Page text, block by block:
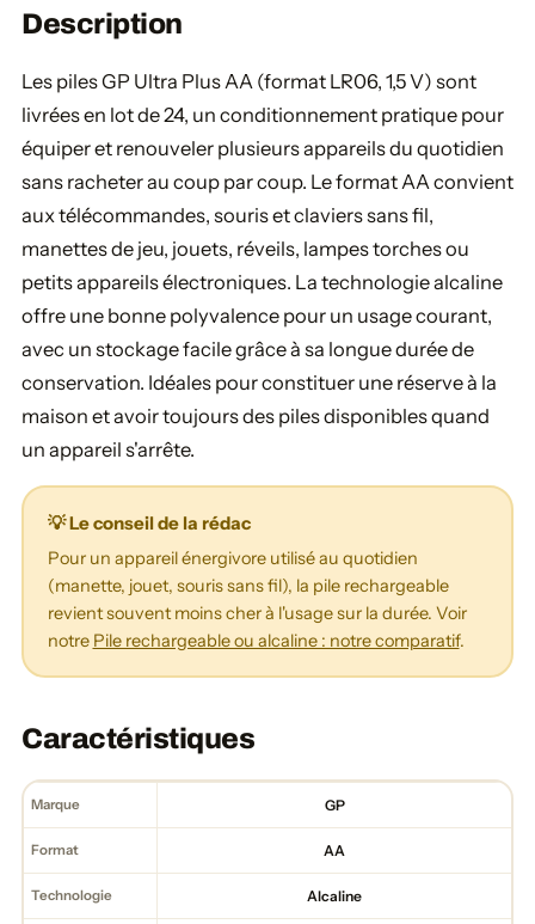
Description
Les piles GP Ultra Plus AA (format LR06, 1,5 V) sont
livrées en lot de 24, un conditionnement pratique pour
équiper et renouveler plusieurs appareils du quotidien
sans racheter au coup par coup. Le format AA convient
aux télécommandes, souris et claviers sans fil,
manettes de jeu, jouets, réveils, lampes torches ou
petits appareils électroniques. La technologie alcaline
offre une bonne polyvalence pour un usage courant,
avec un stockage facile grâce à sa longue durée de
conservation. Idéales pour constituer une réserve à la
maison et avoir toujours des piles disponibles quand
un appareil s'arrête.
💡 Le conseil de la rédac
Pour un appareil énergivore utilisé au quotidien
(manette, jouet, souris sans fil), la pile rechargeable
revient souvent moins cher à l'usage sur la durée. Voir
notre Pile rechargeable ou alcaline : notre comparatif.
Caractéristiques
Marque GP
Format AA
Technologie Alcaline